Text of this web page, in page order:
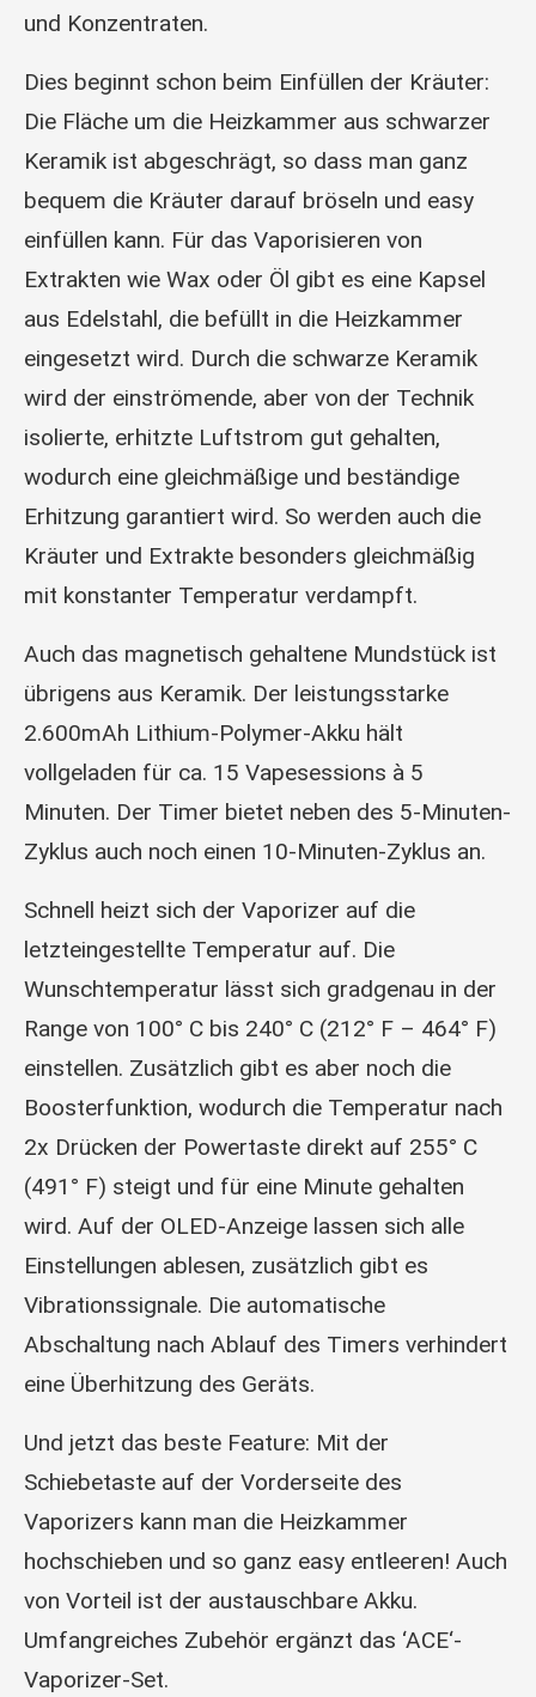
und Konzentraten.
Dies beginnt schon beim Einfüllen der Kräuter:
Die Fläche um die Heizkammer aus schwarzer
Keramik ist abgeschrägt, so dass man ganz
bequem die Kräuter darauf bröseln und easy
einfüllen kann. Für das Vaporisieren von
Extrakten wie Wax oder Öl gibt es eine Kapsel
aus Edelstahl, die befüllt in die Heizkammer
eingesetzt wird. Durch die schwarze Keramik
wird der einströmende, aber von der Technik
isolierte, erhitzte Luftstrom gut gehalten,
wodurch eine gleichmäßige und beständige
Erhitzung garantiert wird. So werden auch die
Kräuter und Extrakte besonders gleichmäßig
mit konstanter Temperatur verdampft.
Auch das magnetisch gehaltene Mundstück ist
übrigens aus Keramik. Der leistungsstarke
2.600mAh Lithium-Polymer-Akku hält
vollgeladen für ca. 15 Vapesessions à 5
Minuten. Der Timer bietet neben des 5-Minuten-
Zyklus auch noch einen 10-Minuten-Zyklus an.
Schnell heizt sich der Vaporizer auf die
letzteingestellte Temperatur auf. Die
Wunschtemperatur lässt sich gradgenau in der
Range von 100° C bis 240° C (212° F – 464° F)
einstellen. Zusätzlich gibt es aber noch die
Boosterfunktion, wodurch die Temperatur nach
2x Drücken der Powertaste direkt auf 255° C
(491° F) steigt und für eine Minute gehalten
wird. Auf der OLED-Anzeige lassen sich alle
Einstellungen ablesen, zusätzlich gibt es
Vibrationssignale. Die automatische
Abschaltung nach Ablauf des Timers verhindert
eine Überhitzung des Geräts.
Und jetzt das beste Feature: Mit der
Schiebetaste auf der Vorderseite des
Vaporizers kann man die Heizkammer
hochschieben und so ganz easy entleeren! Auch
von Vorteil ist der austauschbare Akku.
Umfangreiches Zubehör ergänzt das ‘ACE‘-
Vaporizer-Set.